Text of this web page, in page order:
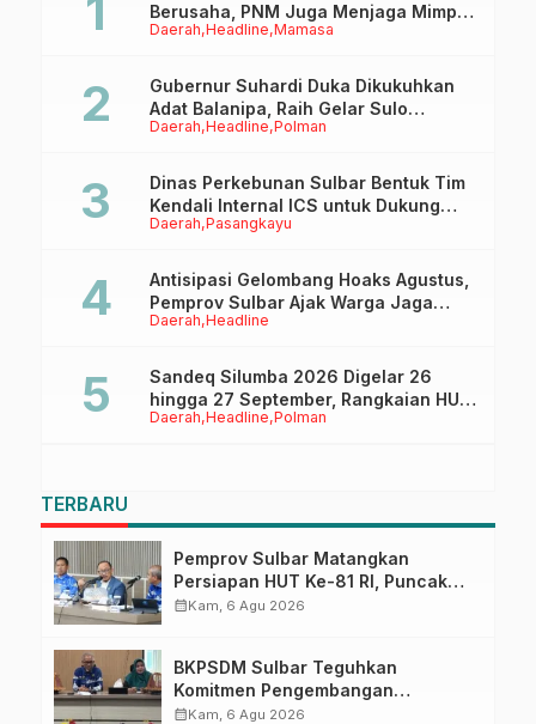
Daerah Headline Mamasa
Berusaha, PNM Juga Menjaga Mimpi
Anaknya Untuk Menggapai Cita-Cita
Daerah Headline Polman
Gubernur Suhardi Duka Dikukuhkan
Adat Balanipa, Raih Gelar Sulo
Tappidena
Daerah Pasangkayu
Dinas Perkebunan Sulbar Bentuk Tim
Kendali Internal ICS untuk Dukung
Sertifikasi ISPO Pekebun di
Daerah Headline
Antisipasi Gelombang Hoaks Agustus,
Pemprov Sulbar Ajak Warga Jaga
Ruang Digital
Daerah Headline Polman
Sandeq Silumba 2026 Digelar 26
hingga 27 September, Rangkaian HUT
Sulbar
TERBARU
Pemprov Sulbar Matangkan
Persiapan HUT Ke-81 RI, Puncak
Upacara di Lapangan Ahmad
calendar_monthKam, 6 Agu 2026
BKPSDM Sulbar Teguhkan
Komitmen Pengembangan
Kompetensi ASN melalui
calendar_monthKam, 6 Agu 2026